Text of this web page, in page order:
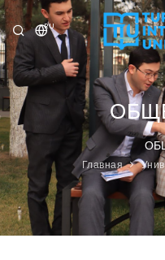
RU
УНИВЕРСИТЕТ
ПРОГРАММЫ
ПРИЁМ
ИССЛЕДОВАНИЕ
МЕЖДУНАРОДНЫЕ
Главная